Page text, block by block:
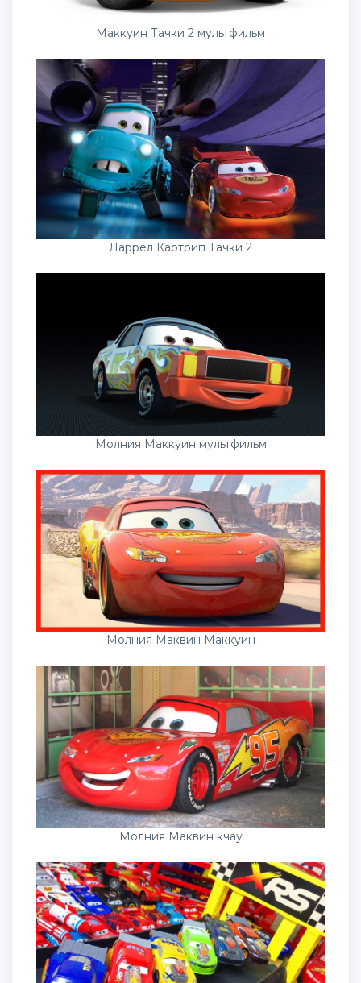
Маккуин Тачки 2 мультфильм
Даррел Картрип Тачки 2
Молния Маккуин мультфильм
Молния Маквин Маккуин
Молния Маквин кчау